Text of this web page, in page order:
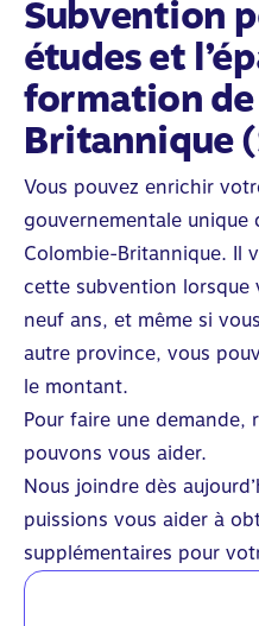
Subvention
études et
formation
Britannique
Vous pouvez enrichir
gouvernementale unique
Colombie-Britannique. Il
cette subvention
neuf ans, et même si
autre province, vous
le montant.
Pour faire une demande,
pouvons vous aider.
Nous joindre dès
puissions vous aider à
supplémentaires pour